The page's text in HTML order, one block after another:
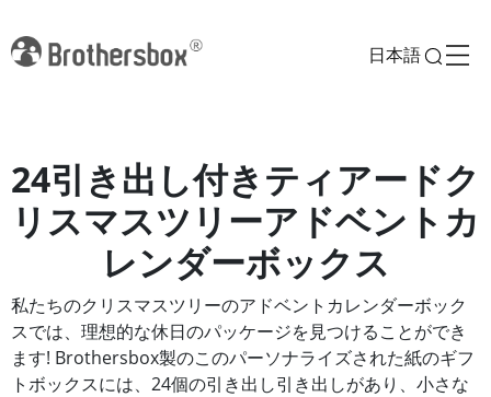
日本語
24引き出し付きティアードク
リスマスツリーアドベントカ
レンダーボックス
私たちのクリスマスツリーのアドベントカレンダーボック
スでは、理想的な休日のパッケージを見つけることができ
ます! Brothersbox製のこのパーソナライズされた紙のギフ
トボックスには、24個の引き出し引き出しがあり、小さな